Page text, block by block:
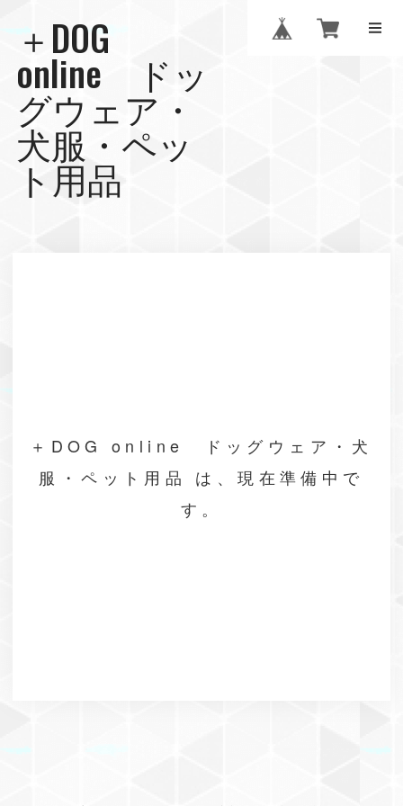
＋DOG
online ドッ
グウェア・
犬服・ペッ
ト用品
＋DOG online ドッグウェア・犬
服・ペット用品 は、現在準備中で
す。